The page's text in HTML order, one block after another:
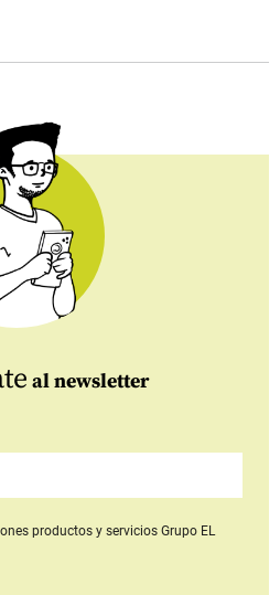
al newsletter
productos y serviciosGrupo EL